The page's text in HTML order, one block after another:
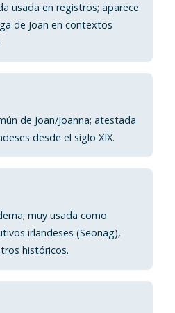
usada en registros; aparece
de Joan en contextos
de Joan/Joanna; atestada
desde el siglo XIX.
muy usada como
irlandeses (Seonag),
históricos.